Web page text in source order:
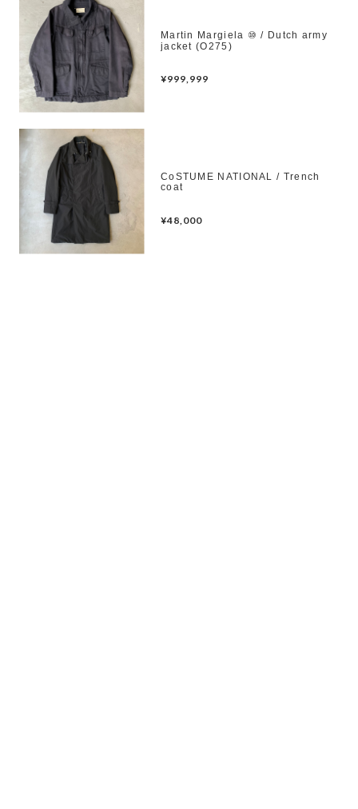
Martin Margiela ⑩ / Dutch army
jacket (O275)
¥999,999
CoSTUME NATIONAL / Trench
coat
¥48,000